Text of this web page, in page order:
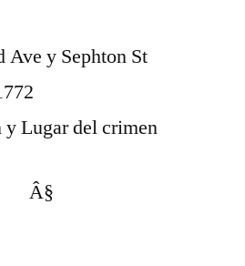
y Sephton St
y Lugar del crimen
Â§